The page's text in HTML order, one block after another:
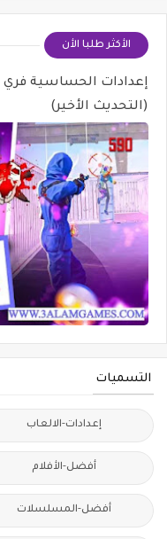
الأكثر طلبا الأن
(التحديث الأخير)
التسميات
إعدادات-الالعاب
أفضل-الأفلام
أفضل-المسلسلات